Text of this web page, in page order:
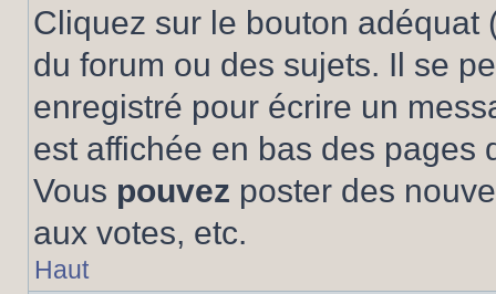
Cliquez sur le bouton
du forum ou des sujets. Il se
enregistré pour écrire un
est affichée en bas des pages
Vous pouvez poster des
aux votes, etc.
Haut